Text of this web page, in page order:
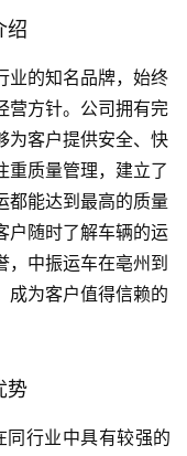
绍
业的知名品牌，始终
营方针。公司拥有完
为客户提供安全、快
重质量管理，建立了
都能达到最高的质量
户随时了解车辆的运
中振运车在亳州到
成为客户值得信赖的
势
同行业中具有较强的